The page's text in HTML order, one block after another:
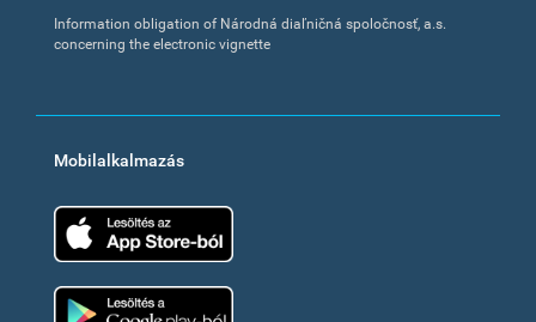
Information obligation of Národná diaľničná spoločnosť, a.s.
concerning the electronic vignette
Mobilalkalmazás